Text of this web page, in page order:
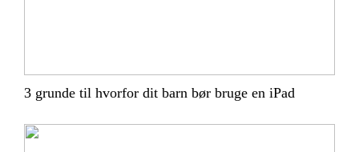
3 grunde til hvorfor dit barn bør bruge en iPad